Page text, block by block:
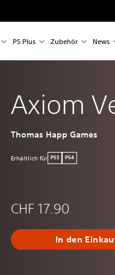
PS Plus Zubehör News
Axiom
Thomas Happ Games
Erhältlich für PS5 PS4
CHF 17.90
In den